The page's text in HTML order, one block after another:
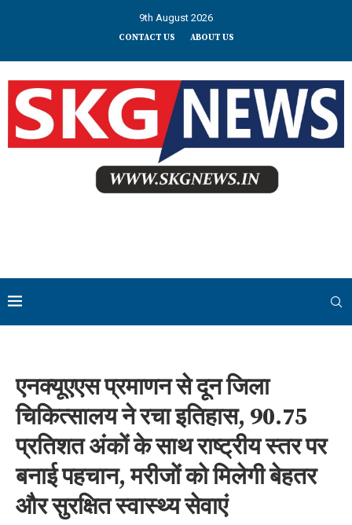
9th August 2026
CONTACT US ABOUT US
एनक्यूएएस प्रमाणन से दून जिला
चिकित्सालय ने रचा इतिहास, 90.75
प्रतिशत अंकों के साथ राष्ट्रीय स्तर पर
बनाई पहचान, मरीजों को मिलेगी बेहतर
और सुरक्षित स्वास्थ्य सेवाएं